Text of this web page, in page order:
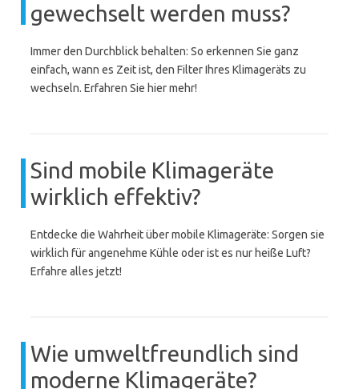
gewechselt werden muss?
Immer den Durchblick behalten: So erkennen Sie ganz
einfach, wann es Zeit ist, den Filter Ihres Klimageräts zu
wechseln. Erfahren Sie hier mehr!
Sind mobile Klimageräte
wirklich effektiv?
Entdecke die Wahrheit über mobile Klimageräte: Sorgen sie
wirklich für angenehme Kühle oder ist es nur heiße Luft?
Erfahre alles jetzt!
Wie umweltfreundlich sind
moderne Klimageräte?